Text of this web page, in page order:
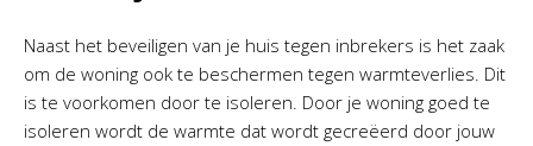
Naast het beveiligen van je huis tegen inbrekers is het zaak
om de woning ook te beschermen tegen warmteverlies. Dit
is te voorkomen door te isoleren. Door je woning goed te
isoleren wordt de warmte dat wordt gecreëerd door jouw